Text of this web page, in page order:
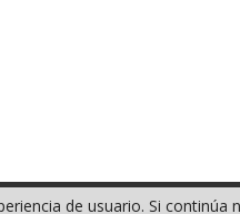
de usuario. Si